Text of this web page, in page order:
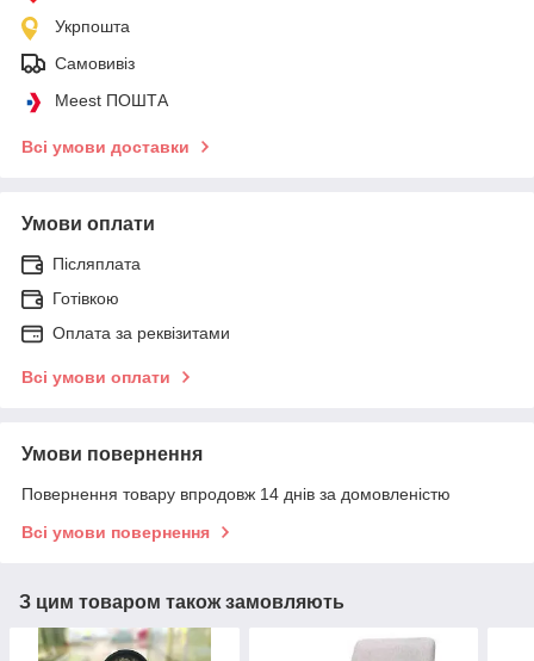
Укрпошта
Самовивіз
Meest ПОШТА
Всі умови доставки
Умови оплати
Післяплата
Готівкою
Оплата за реквізитами
Всі умови оплати
Умови повернення
Повернення товару впродовж 14 днів за домовленістю
Всі умови повернення
З цим товаром також замовляють